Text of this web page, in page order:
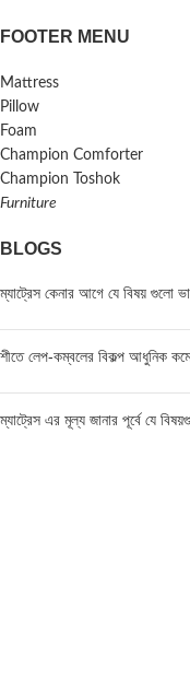
FOOTER MENU
Mattress
Pillow
Foam
Champion Comforter
Champion Toshok
Furniture
BLOGS
ম্যাট্রেস কেনার আগে যে বিষয় গুলো
শীতে লেপ-কম্বলের বিকল্প আধুনিক
ম্যাট্রেস এর মূল্য জানার পূর্বে যে